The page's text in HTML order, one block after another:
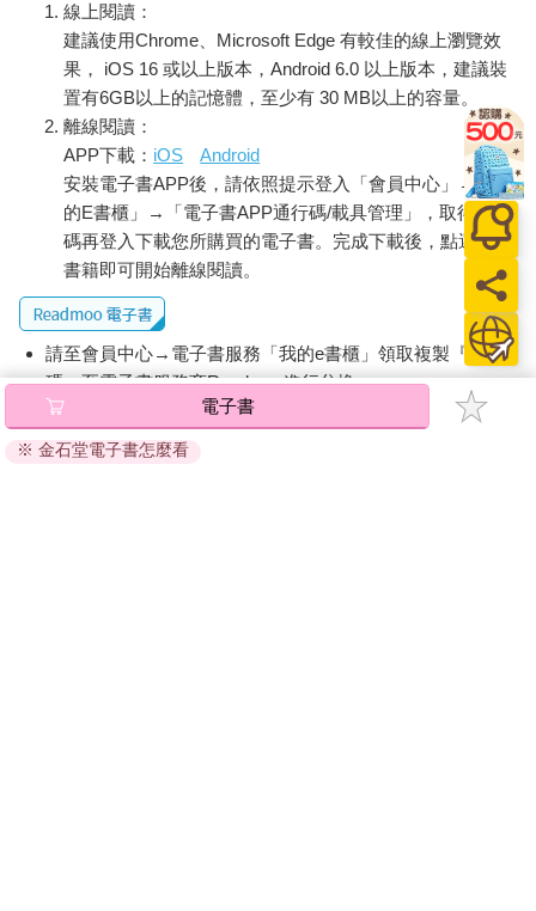
線上閱讀：
建議使用Chrome、Microsoft Edge 有較佳的線上瀏覽效
果， iOS 16 或以上版本，Android 6.0 以上版本，建議裝
置有6GB以上的記憶體，至少有 30 MB以上的容量。
離線閱讀：
APP下載： iOS
Android
安裝電子書APP後，請依照提示登入「會員中心」→「我
的E書櫃」→「電子書APP通行碼/載具管理」，取得通行
碼再登入下載您所購買的電子書。完成下載後，點選任一
書籍即可開始離線閱讀。
請至會員中心→電子書服務「我的e書櫃」領取複製『兌換
碼』至電子書服務商Readmoo進行兌換。
退換貨須知：
因版權保護，您在金石堂所購買的電子書僅能以金石堂專屬
電子書
※ 金石堂電子書怎麼看